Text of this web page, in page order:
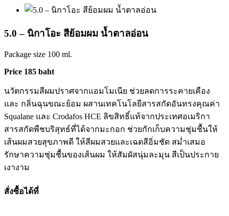
5.0 – นิกาโอะ สีย้อมผม น้ำตาลอ่อน
Package size 100 ml.
Price 185 baht
นวัตกรรมสีผมปราศจากแอมโมเนีย ช่วยลดการระคายเคือง
และ กลิ่นฉุนขณะย้อม ผสานเทคโนโลยีสารสกัดอันทรงคุณค่า
Squalane และ Crodafos HCE ลิขสิทธิ์แท้จากประเทศอเมริกา
สารสกัดพืชบริสุทธ์ที่ได้จากมะกอก ช่วยกักเก็บความชุ่มชื้นให้
เส้นผมสวยสุขภาพดี ให้สีผมสวยและเฉดสีอิ่มชัด สม่ำเสมอ
รักษาความชุ่มชื้นของเส้นผม ให้สัมผัสนุ่มละมุน สีเป็นประกาย
เงางาม
สั่งซื้อได้ที่